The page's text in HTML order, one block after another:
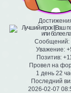
Сообщений:
Уважение:
Позитив:
Провел на
1 день 22
Последний
2026-02-07